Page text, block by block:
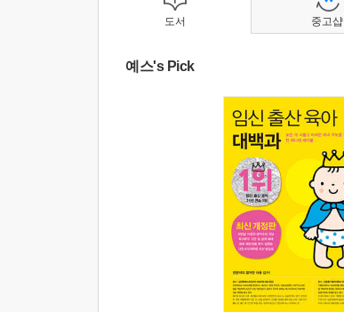
도서
예스's Pick
중고샵